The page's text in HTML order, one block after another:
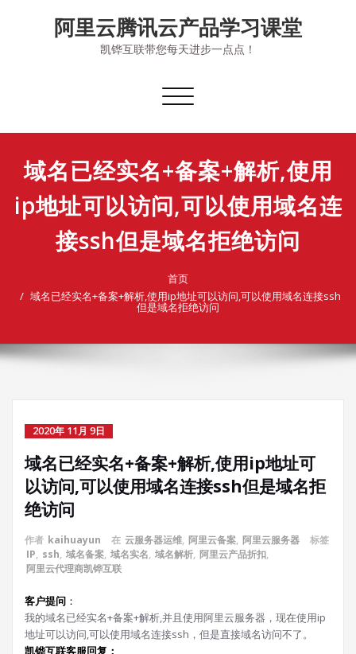
阿里云腾讯云产品学习课堂
凯铧互联带您每天进步一点点！
切
导
域名已经实名+备案+解析,使用
ip地址可以访问,可以使用域名连
接ssh但是域名拒绝访问
首页
域名已经实名+备案+解析,使用ip地址可以访问,可以使用域名连接ssh
但是域名拒绝访问
2020年 11月 9日
域名已经实名+备案+解析,使用ip地址可
以访问,可以使用域名连接ssh但是域名拒
绝访问
作者 kaihuayun 在 云服务器运维, 阿里云备案, 阿里云服务器
标签
IP, ssh, 域名备案, 域名实名, 域名解析, 阿里云产品折扣,
阿里云代理商凯铧互联
客户提问 ：
我的域名已经实名+备案+解析,并且使用阿里云服务器，现在使用ip
地址可以访问,可以使用域名连接ssh，但是直接域名访问不了。
凯铧互联客服回复：